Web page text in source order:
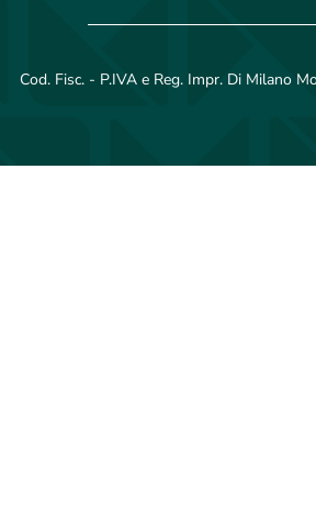
Cod. Fisc. - P.IVA e Reg. Impr. Di Milano